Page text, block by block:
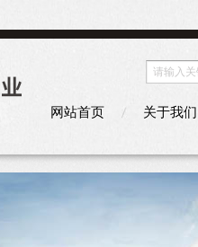
网站首页 关于我们